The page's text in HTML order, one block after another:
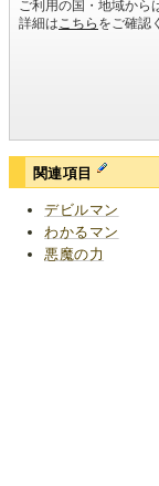
関連項目
デビルマン
わかるマン
悪魔の力